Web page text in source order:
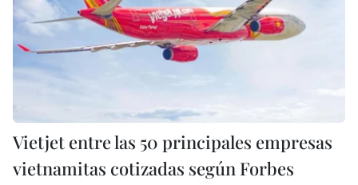
Vietjet entre las 50 principales empresas
vietnamitas cotizadas según Forbes